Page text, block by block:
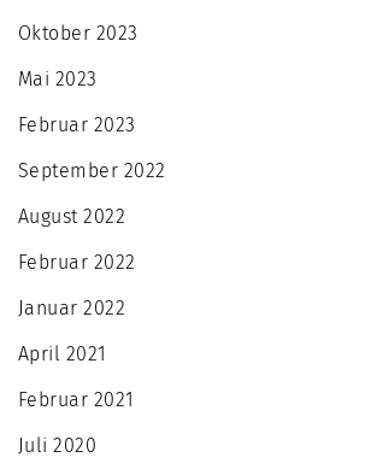
Oktober 2023
Mai 2023
Februar 2023
September 2022
August 2022
Februar 2022
Januar 2022
April 2021
Februar 2021
Juli 2020